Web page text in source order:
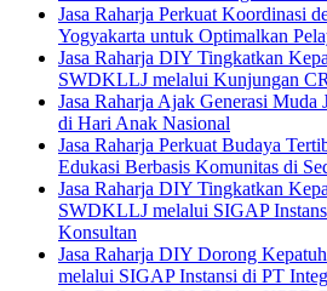
Jasa Raharja Perkuat Koordinasi
Yogyakarta untuk Optimalkan
Jasa Raharja DIY Tingkatkan
SWDKLLJ melalui Kunjungan
Jasa Raharja Ajak Generasi Muda
di Hari Anak Nasional
Jasa Raharja Perkuat Budaya
Edukasi Berbasis Komunitas di
Jasa Raharja DIY Tingkatkan
SWDKLLJ melalui SIGAP
Konsultan
Jasa Raharja DIY Dorong
melalui SIGAP Instansi di PT